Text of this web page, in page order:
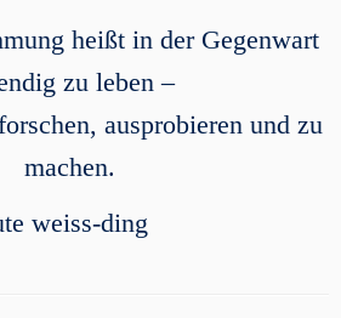
heißt in der Gegenwart
zu leben –
ausprobieren und zu
machen.
weiss-ding